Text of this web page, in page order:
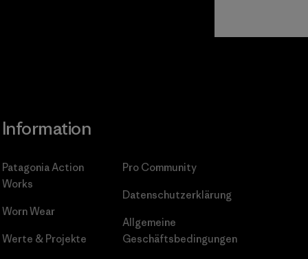
Information
Patagonia Action
Works
Worn Wear
Werte & Projekte
Pro Community
Datenschutzerklärung
Allgemeine
Geschäftsbedingungen